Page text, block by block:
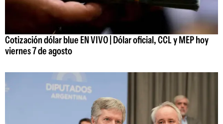
Cotización dólar blue EN VIVO | Dólar oficial, CCL y MEP hoy
viernes 7 de agosto